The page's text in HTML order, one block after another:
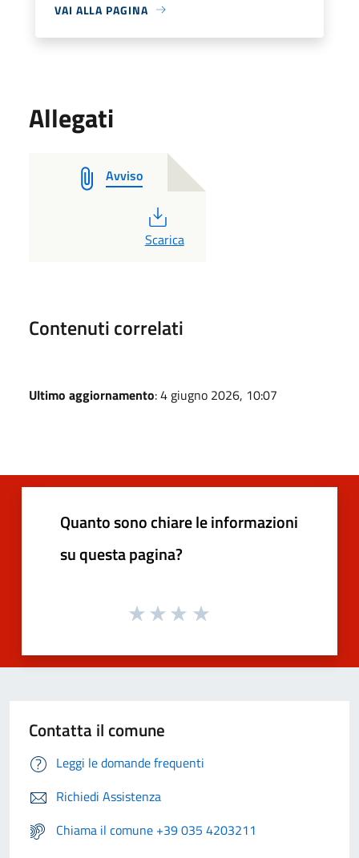
VAI ALLA PAGINA
Allegati
Avviso
PDF
Scarica
Contenuti correlati
Ultimo aggiornamento: 4 giugno 2026, 10:07
Quanto sono chiare le informazioni
su questa pagina?
Contatta il comune
Leggi le domande frequenti
Richiedi Assistenza
Chiama il comune +39 035 4203211